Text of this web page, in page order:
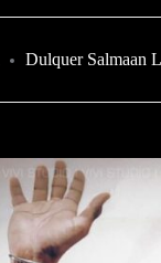
Dulquer Salmaan